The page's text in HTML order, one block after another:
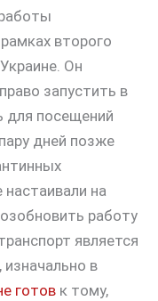
второго
Он
запустить в
для посещений
дней позже
настаивали на
работу
является
в
готов к тому,